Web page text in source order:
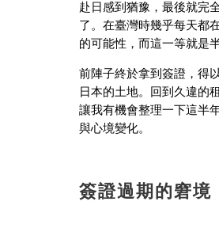
赴日感到猶豫，最後就完
了。在臺灣時幾乎每天都
的可能性，而這一等就是半
前陣子終於拿到簽證，得
日本的土地。回到久違的
讓我有機會整理一下這半
與心境變化。
簽證過期的窘境